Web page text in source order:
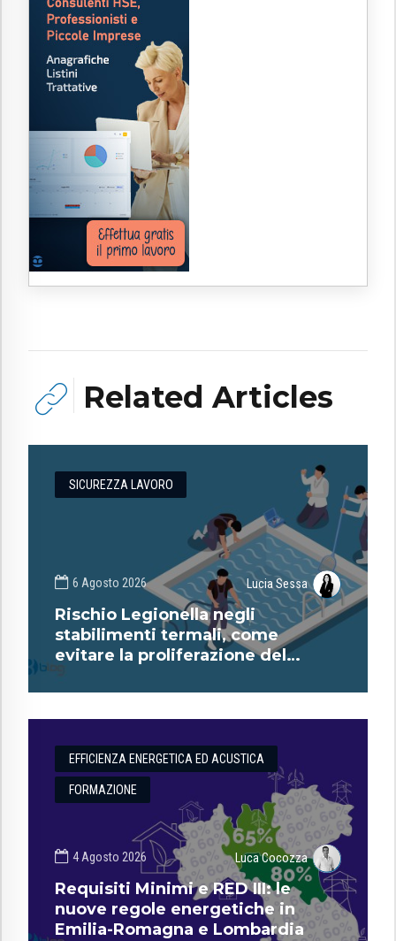
Related Articles
SICUREZZA LAVORO
6 Agosto 2026 Lucia Sessa
Rischio Legionella negli
stabilimenti termali, come
evitare la proliferazione del
batterio?
EFFICIENZA ENERGETICA ED ACUSTICA
FORMAZIONE
4 Agosto 2026 Luca Cocozza
Requisiti Minimi e RED III: le
nuove regole energetiche in
Emilia-Romagna e Lombardia